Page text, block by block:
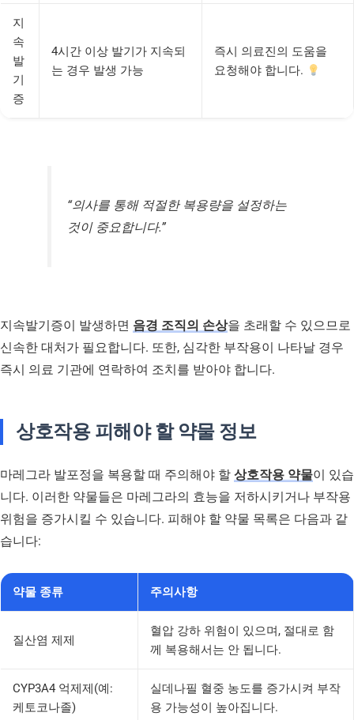
지
속
발
기
증
4시간 이상 발기가 지속되
는 경우 발생 가능
즉시 의료진의 도움을
요청해야 합니다.
“의사를 통해 적절한 복용량을 설정하는
것이 중요합니다.”
지속발기증이 발생하면 음경 조직의 손상을 초래할 수 있으므로
신속한 대처가 필요합니다. 또한, 심각한 부작용이 나타날 경우
즉시 의료 기관에 연락하여 조치를 받아야 합니다.
상호작용 피해야 할 약물 정보
마레그라 발포정을 복용할 때 주의해야 할 상호작용 약물이 있습
니다. 이러한 약물들은 마레그라의 효능을 저하시키거나 부작용
위험을 증가시킬 수 있습니다. 피해야 할 약물 목록은 다음과 같
습니다:
약물 종류 주의사항
질산염 제제
혈압 강하 위험이 있으며, 절대로 함
께 복용해서는 안 됩니다.
CYP3A4 억제제(예:
케토코나졸)
실데나필 혈중 농도를 증가시켜 부작
용 가능성이 높아집니다.